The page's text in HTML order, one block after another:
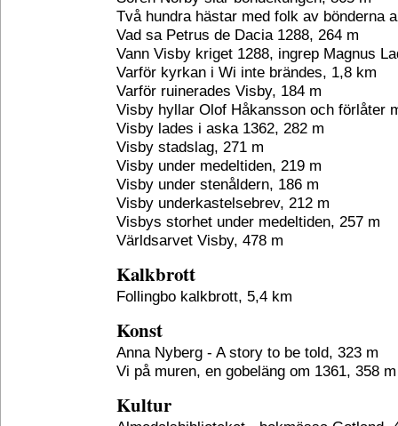
Två hundra hästar med folk av bönderna
Vad sa Petrus de Dacia 1288, 264 m
Vann Visby kriget 1288, ingrep Magnus
Varför kyrkan i Wi inte brändes, 1,8 km
Varför ruinerades Visby, 184 m
Visby hyllar Olof Håkansson och förlåter
Visby lades i aska 1362, 282 m
Visby stadslag, 271 m
Visby under medeltiden, 219 m
Visby under stenåldern, 186 m
Visby underkastelsebrev, 212 m
Visbys storhet under medeltiden, 257 m
Världsarvet Visby, 478 m
Kalkbrott
Follingbo kalkbrott, 5,4 km
Konst
Anna Nyberg - A story to be told, 323 m
Vi på muren, en gobeläng om 1361, 358 m
Kultur